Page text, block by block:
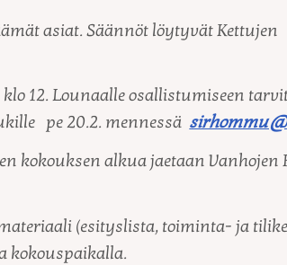
asiat. Säännöt löytyvät Kettujen
12. Lounaalle osallistumiseen
pe 20.2. mennessä
kokouksen alkua jaetaan Vanhojen
(esityslista, toiminta- ja
kokouspaikalla.